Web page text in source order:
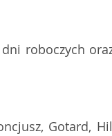
roboczych
Gotard,